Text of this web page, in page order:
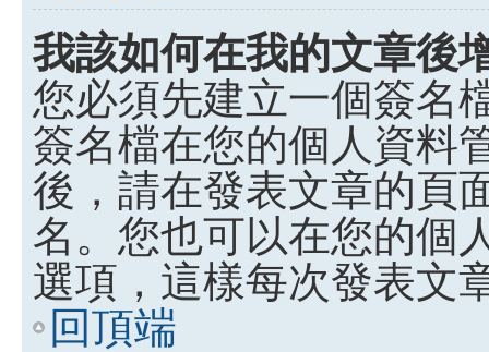
我該如何在我的文章後
您必須先建立一個簽名
簽名檔在您的個人資料
後，請在發表文章的頁
名。您也可以在您的個
選項，這樣每次發表文
回頂端